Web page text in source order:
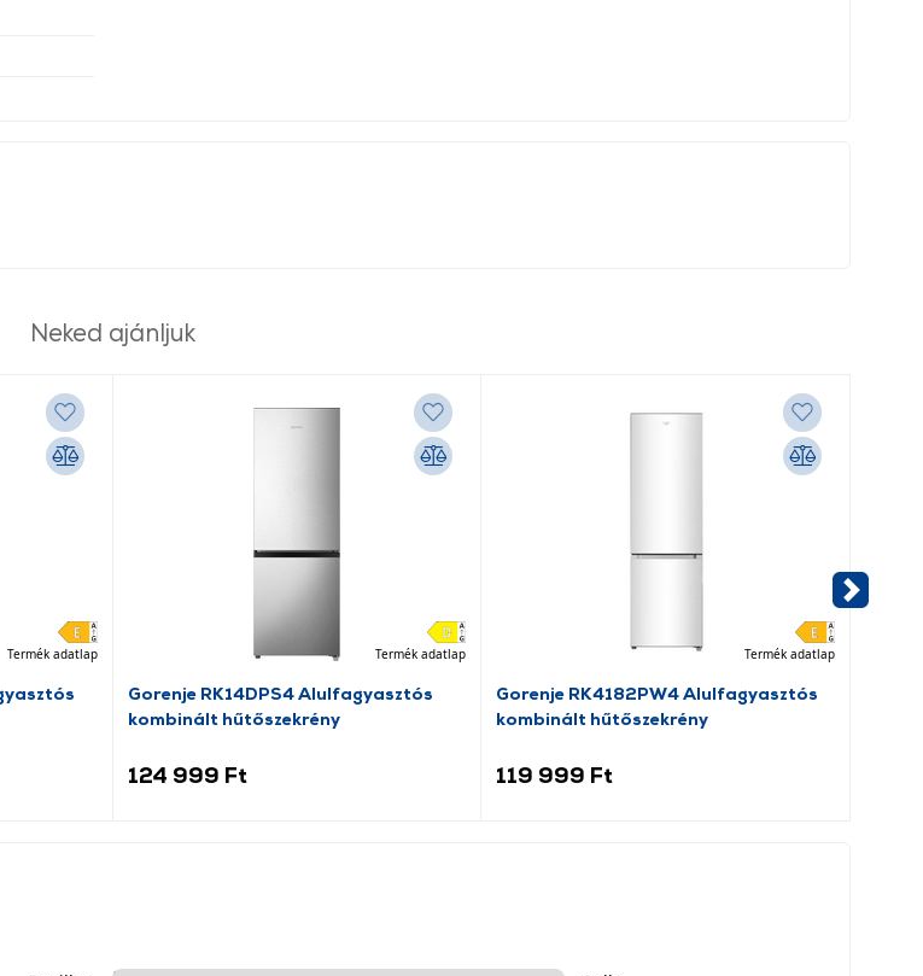
Neked ajánljuk
Termék adatlap Termék adatlap
Gorenje RK14DPS4 Alulfagyasztós
kombinált hűtőszekrény
124 999 Ft
Termék adatlap
Gorenje RK4182PW4 Alulfagyasztós
kombinált hűtőszekrény
119 999 Ft